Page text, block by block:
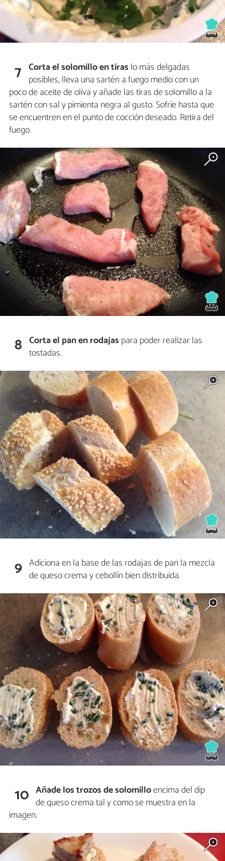
7 Corta el solomillo en tiras lo más delgadas
posibles, lleva una sartén a fuego medio con un
poco de aceite de oliva y añade las tiras de solomillo a la
sartén con sal y pimienta negra al gusto. Sofríe hasta que
se encuentren en el punto de cocción deseado. Retira del
fuego.
8 Corta el pan en rodajas para poder realizar las
tostadas.
9 Adiciona en la base de las rodajas de pan la mezcla
de queso crema y cebollín bien distribuida.
10 Añade los trozos de solomilloencima del dip
de queso crema tal y como se muestra en la
imagen.